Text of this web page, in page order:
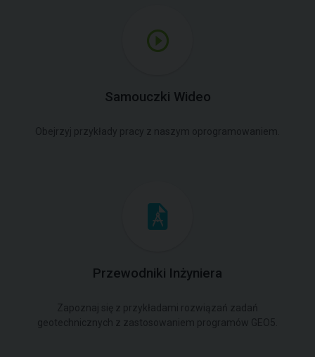
Samouczki Wideo
Obejrzyj przykłady pracy z naszym oprogramowaniem.
Przewodniki Inżyniera
Zapoznaj się z przykładami rozwiązań zadań
geotechnicznych z zastosowaniem programów GEO5.